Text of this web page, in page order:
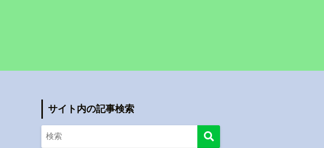
サイト内の記事検索